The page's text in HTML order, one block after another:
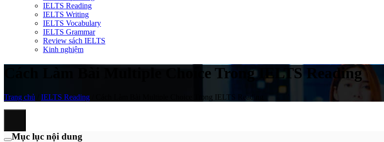
IELTS Reading
IELTS Writing
IELTS Vocabulary
IELTS Grammar
Review sách IELTS
Kinh nghiệm
Cách Làm Bài Multiple Choice Trong IELTS Reading
Trang chủ IELTS Reading Cách Làm Bài Multiple Choice Trong IELTS Reading
Mục lục nội dung